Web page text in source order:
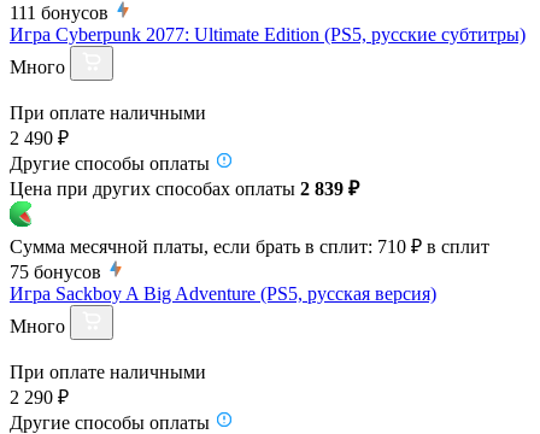
111 бонусов
Игра Cyberpunk 2077: Ultimate Edition (PS5, русские субтитры)
Много
При оплате наличными
2 490 ₽
Другие способы оплаты
Цена при других способах оплаты 2 839 ₽
Сумма месячной платы, если брать в сплит: 710 ₽ в сплит
75 бонусов
Игра Sackboy A Big Adventure (PS5, русская версия)
Много
При оплате наличными
2 290 ₽
Другие способы оплаты